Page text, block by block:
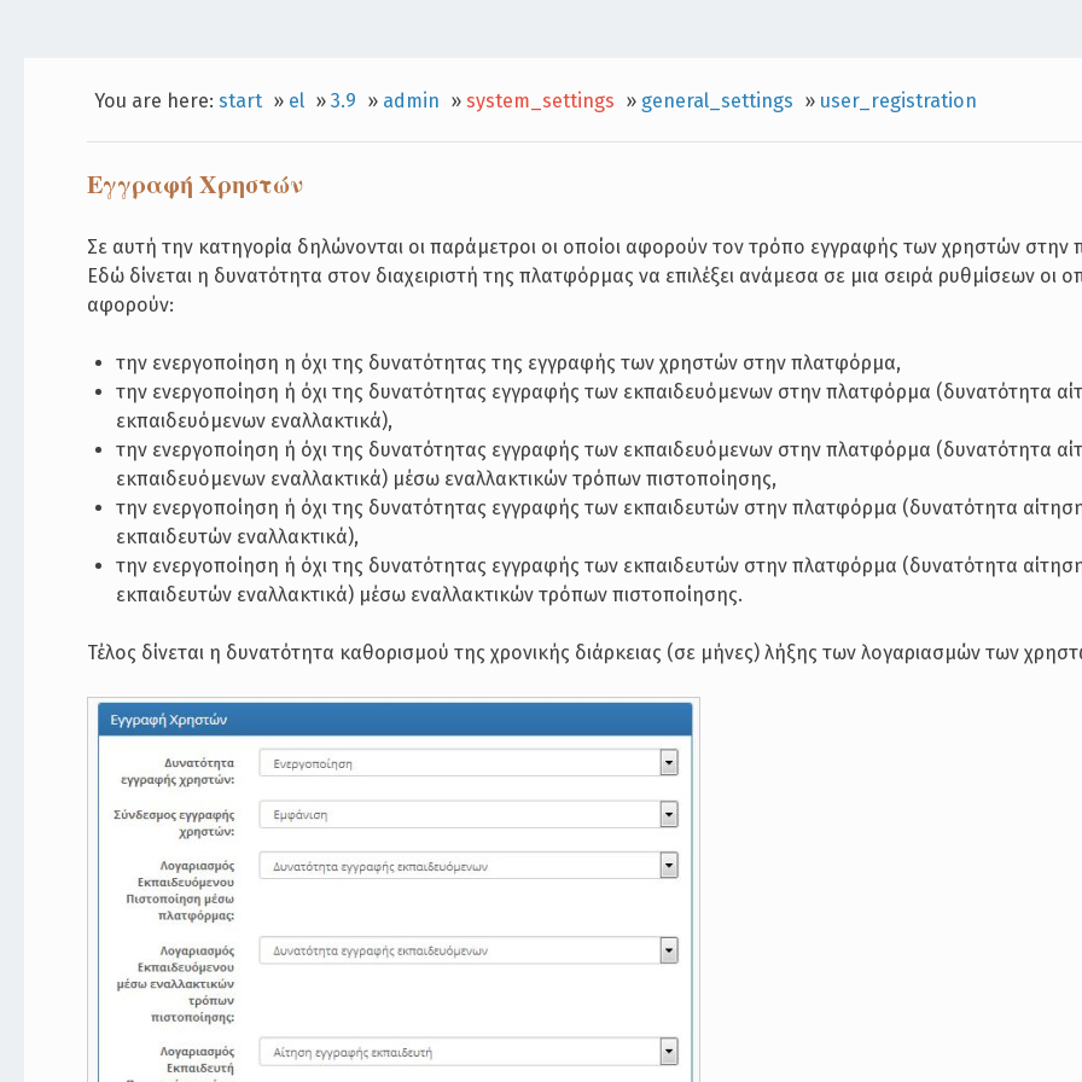
You are here: start » el » 3.9 » admin » system_settings » general_settings » user_registration
Εγγραφή Χρηστών
Σε αυτή την κατηγορία δηλώνονται οι παράμετροι οι οποίοι αφορούν τον τρόπο εγγραφής των χρηστών στην
Εδώ δίνεται η δυνατότητα στον διαχειριστή της πλατφόρμας να επιλέξει ανάμεσα σε μια σειρά ρυθμίσεων οι
αφορούν:
την ενεργοποίηση η όχι της δυνατότητας της εγγραφής των χρηστών στην πλατφόρμα,
την ενεργοποίηση ή όχι της δυνατότητας εγγραφής των εκπαιδευόμενων στην πλατφόρμα (δυνατότητα
εκπαιδευόμενων εναλλακτικά),
την ενεργοποίηση ή όχι της δυνατότητας εγγραφής των εκπαιδευόμενων στην πλατφόρμα (δυνατότητα
εκπαιδευόμενων εναλλακτικά) μέσω εναλλακτικών τρόπων πιστοποίησης,
την ενεργοποίηση ή όχι της δυνατότητας εγγραφής των εκπαιδευτών στην πλατφόρμα (δυνατότητα
εκπαιδευτών εναλλακτικά),
την ενεργοποίηση ή όχι της δυνατότητας εγγραφής των εκπαιδευτών στην πλατφόρμα (δυνατότητα
εκπαιδευτών εναλλακτικά) μέσω εναλλακτικών τρόπων πιστοποίησης.
Τέλος δίνεται η δυνατότητα καθορισμού της χρονικής διάρκειας (σε μήνες) λήξης των λογαριασμών των